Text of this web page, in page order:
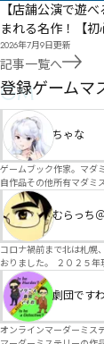
【店舗公演で遊
まれる名作！【初
2026年7月9日更新
記事一覧へ
GM
登録ゲームマ
ちゃな
ゲームブック作家。マダ
自作品その他所有マダミ
ぞ。
むらっち
コロナ禍前まで北は札幌
おりました。 ２０２５年現在、たくさんのマダミスシナリオが増えました。 エモい物語体験重視の
シナリオがマダミス・
リオは簡単に遊べます。 しかし、２～３時間ずっと考え＆議論して、見たことないトリックが解け
る閃きや犯人として逃げ
劇団ですわ
オンラインマーダーミス